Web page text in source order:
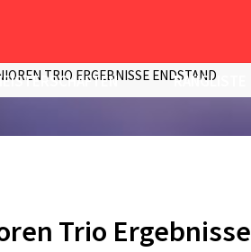
RANGLISTE
TRIO ERGEBNISSE ENDSTAND
Trio Ergebnisse